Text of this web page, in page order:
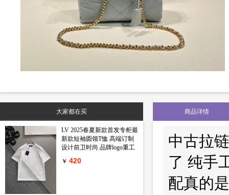
标签：原单普拉达女包 高仿普拉达女包 精仿普拉达女包 原版普拉达女包
大家都在买
LV 2025春夏新款首发专柜最
新款短袖圆领T恤 高端订制
设计前卫时尚 品牌logo重工
面料.手感柔软.穿着舒适.专
￥ 420
商品详情
中古拉
了 纯手
配真的